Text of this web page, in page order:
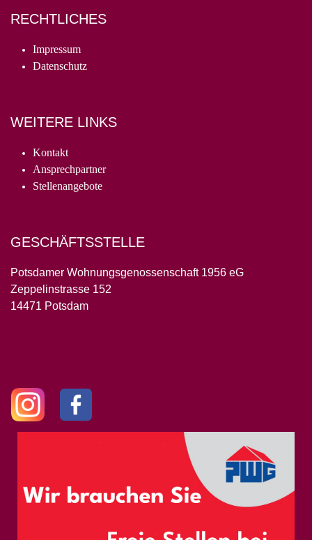
RECHTLICHES
Impressum
Datenschutz
WEITERE LINKS
Kontakt
Ansprechpartner
Stellenangebote
GESCHÄFTSSTELLE
Potsdamer Wohnungsgenossenschaft 1956 eG
Zeppelinstrasse 152
14471 Potsdam